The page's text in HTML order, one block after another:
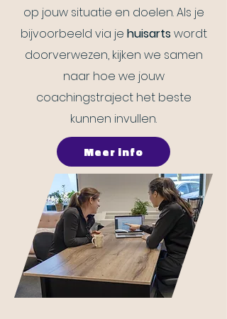
op jouw situatie en doelen. Als je
bijvoorbeeld via je huisartswordt
doorverwezen, kijken we samen
naar hoe we jouw
coachingstraject het beste
kunnen invullen.
Meer info